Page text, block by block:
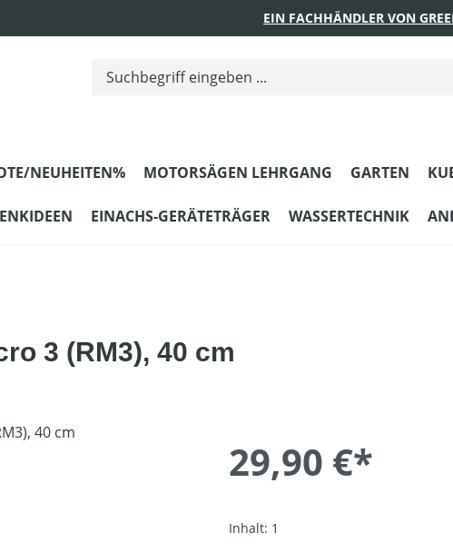
EIN FACHHÄNDLER VON
NEUHEITEN% MOTORSÄGEN LEHRGANG GARTEN
EINACHS-GERÄTETRÄGER WASSERTECHNIK
3 (RM3), 40 cm
29,90 €*
Inhalt: 1